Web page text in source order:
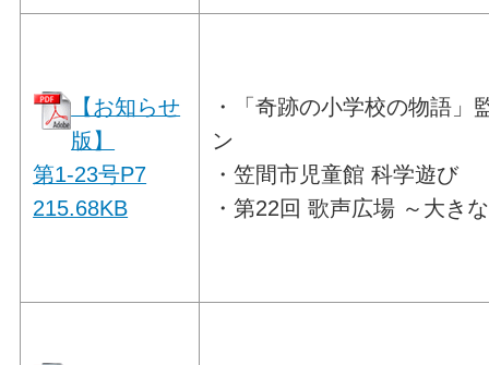
【お知らせ
版】
第1-23号P7
215.68KB
・「奇跡の小学校の物語」
ン
・笠間市児童館 科学遊び
・第22回 歌声広場 ～大き